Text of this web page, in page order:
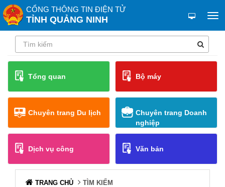
CỔNG THÔNG TIN ĐIỆN TỬ
TỈNH QUẢNG NINH
Tổng quan Bộ máy
Chuyên trang Du lịch
Chuyên trang Doanh
nghiệp
Dịch vụ công Văn bản
TRANG CHỦ TÌM KIẾM